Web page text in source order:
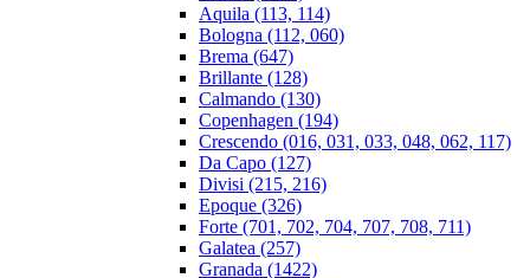
Aquila (113, 114)
Bologna (112, 060)
Brema (647)
Brillante (128)
Calmando (130)
Copenhagen (194)
Crescendo (016, 031, 033, 048, 062, 117)
Da Capo (127)
Divisi (215, 216)
Epoque (326)
Forte (701, 702, 704, 707, 708, 711)
Galatea (257)
Granada (1422)